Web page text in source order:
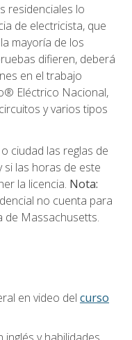
residenciales lo
de electricista, que
mayoría de los
difieren, deberá
en el trabajo
Eléctrico Nacional,
y varios tipos
ciudad las reglas de
si las horas de este
la licencia. Nota:
no cuenta para
de Massachusetts.
en video del curso
y habilidades